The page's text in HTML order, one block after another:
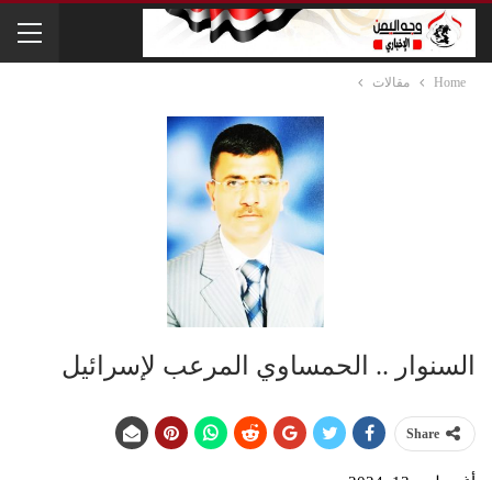
Home مقالات
السنوار .. الحمساوي المرعب لإسرائيل
Share